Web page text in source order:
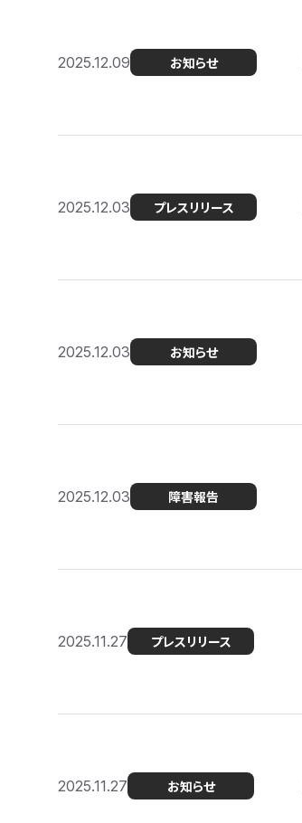
2025.12.09 お知らせ
2025.12.03 プレスリリース
2025.12.03 お知らせ
2025.12.03 障害報告
2025.11.27 プレスリリース
2025.11.27 お知らせ